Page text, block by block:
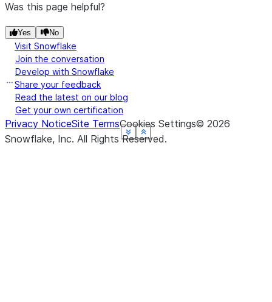
Show less
See more
Show less
See more
Show less
See more
Show less
See more
Show less
See more
Was this page helpful?
Yes No
Visit Snowflake
Join the conversation
Develop with Snowflake
Share your feedback
Read the latest on our blog
Get your own certification
Privacy NoticeSite TermsCookies Settings© 2026
Snowflake, Inc. All Rights Reserved.